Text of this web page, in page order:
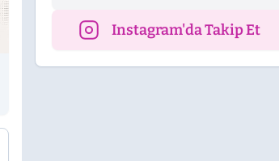
Instagram'da Takip Et